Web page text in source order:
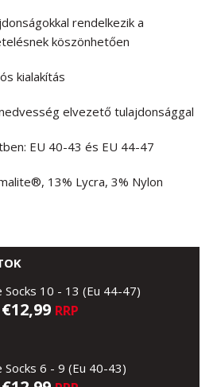
rendelkezik a
köszönhetően
kialakítás
elvezető tulajdonsággal
EU 40-43 és EU 44-47
13% Lycra, 3% Nylon
10 - 13 (Eu 44-47)
€12,99 RRP
6 - 9 (Eu 40-43)